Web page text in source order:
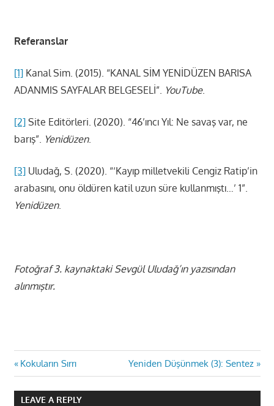
Referanslar
[1]Kanal Sim. (2015). “KANAL SİM YENİDÜZEN BARISA
ADANMIS SAYFALAR BELGESELİ”. YouTube.
[2]Site Editörleri. (2020). “46’ıncı Yıl: Ne savaş var, ne
barış”. Yenidüzen.
[3]Uludağ, S. (2020). “‘Kayıp milletvekili Cengiz Ratip’in
arabasını, onu öldüren katil uzun süre kullanmıştı…’ 1”.
Yenidüzen.
Fotoğraf 3. kaynaktaki Sevgül Uludağ’ın yazısından
alınmıştır.
Yazı
gezinmesi
Previous
Post:
Kokuların Sırrı
Next
Post:
Yeniden Düşünmek (3): Sentez
LEAVE A REPLY